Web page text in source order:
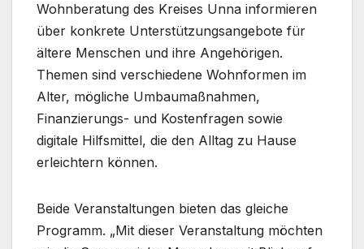
Wohnberatung des Kreises Unna informieren
über konkrete Unterstützungsangebote für
ältere Menschen und ihre Angehörigen.
Themen sind verschiedene Wohnformen im
Alter, mögliche Umbaumaßnahmen,
Finanzierungs- und Kostenfragen sowie
digitale Hilfsmittel, die den Alltag zu Hause
erleichtern können.
Beide Veranstaltungen bieten das gleiche
Programm. „Mit dieser Veranstaltung möchten